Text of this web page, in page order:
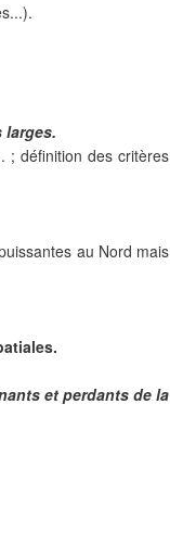
larges.
; définition des critères
au Nord mais
et perdants de la